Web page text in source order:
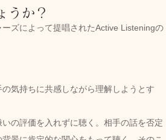
うか？
ズによって提唱されたActive Listeningの
気持ちに共感しながら理解しようとす
の評価を入れずに聴く。相手の話を否定